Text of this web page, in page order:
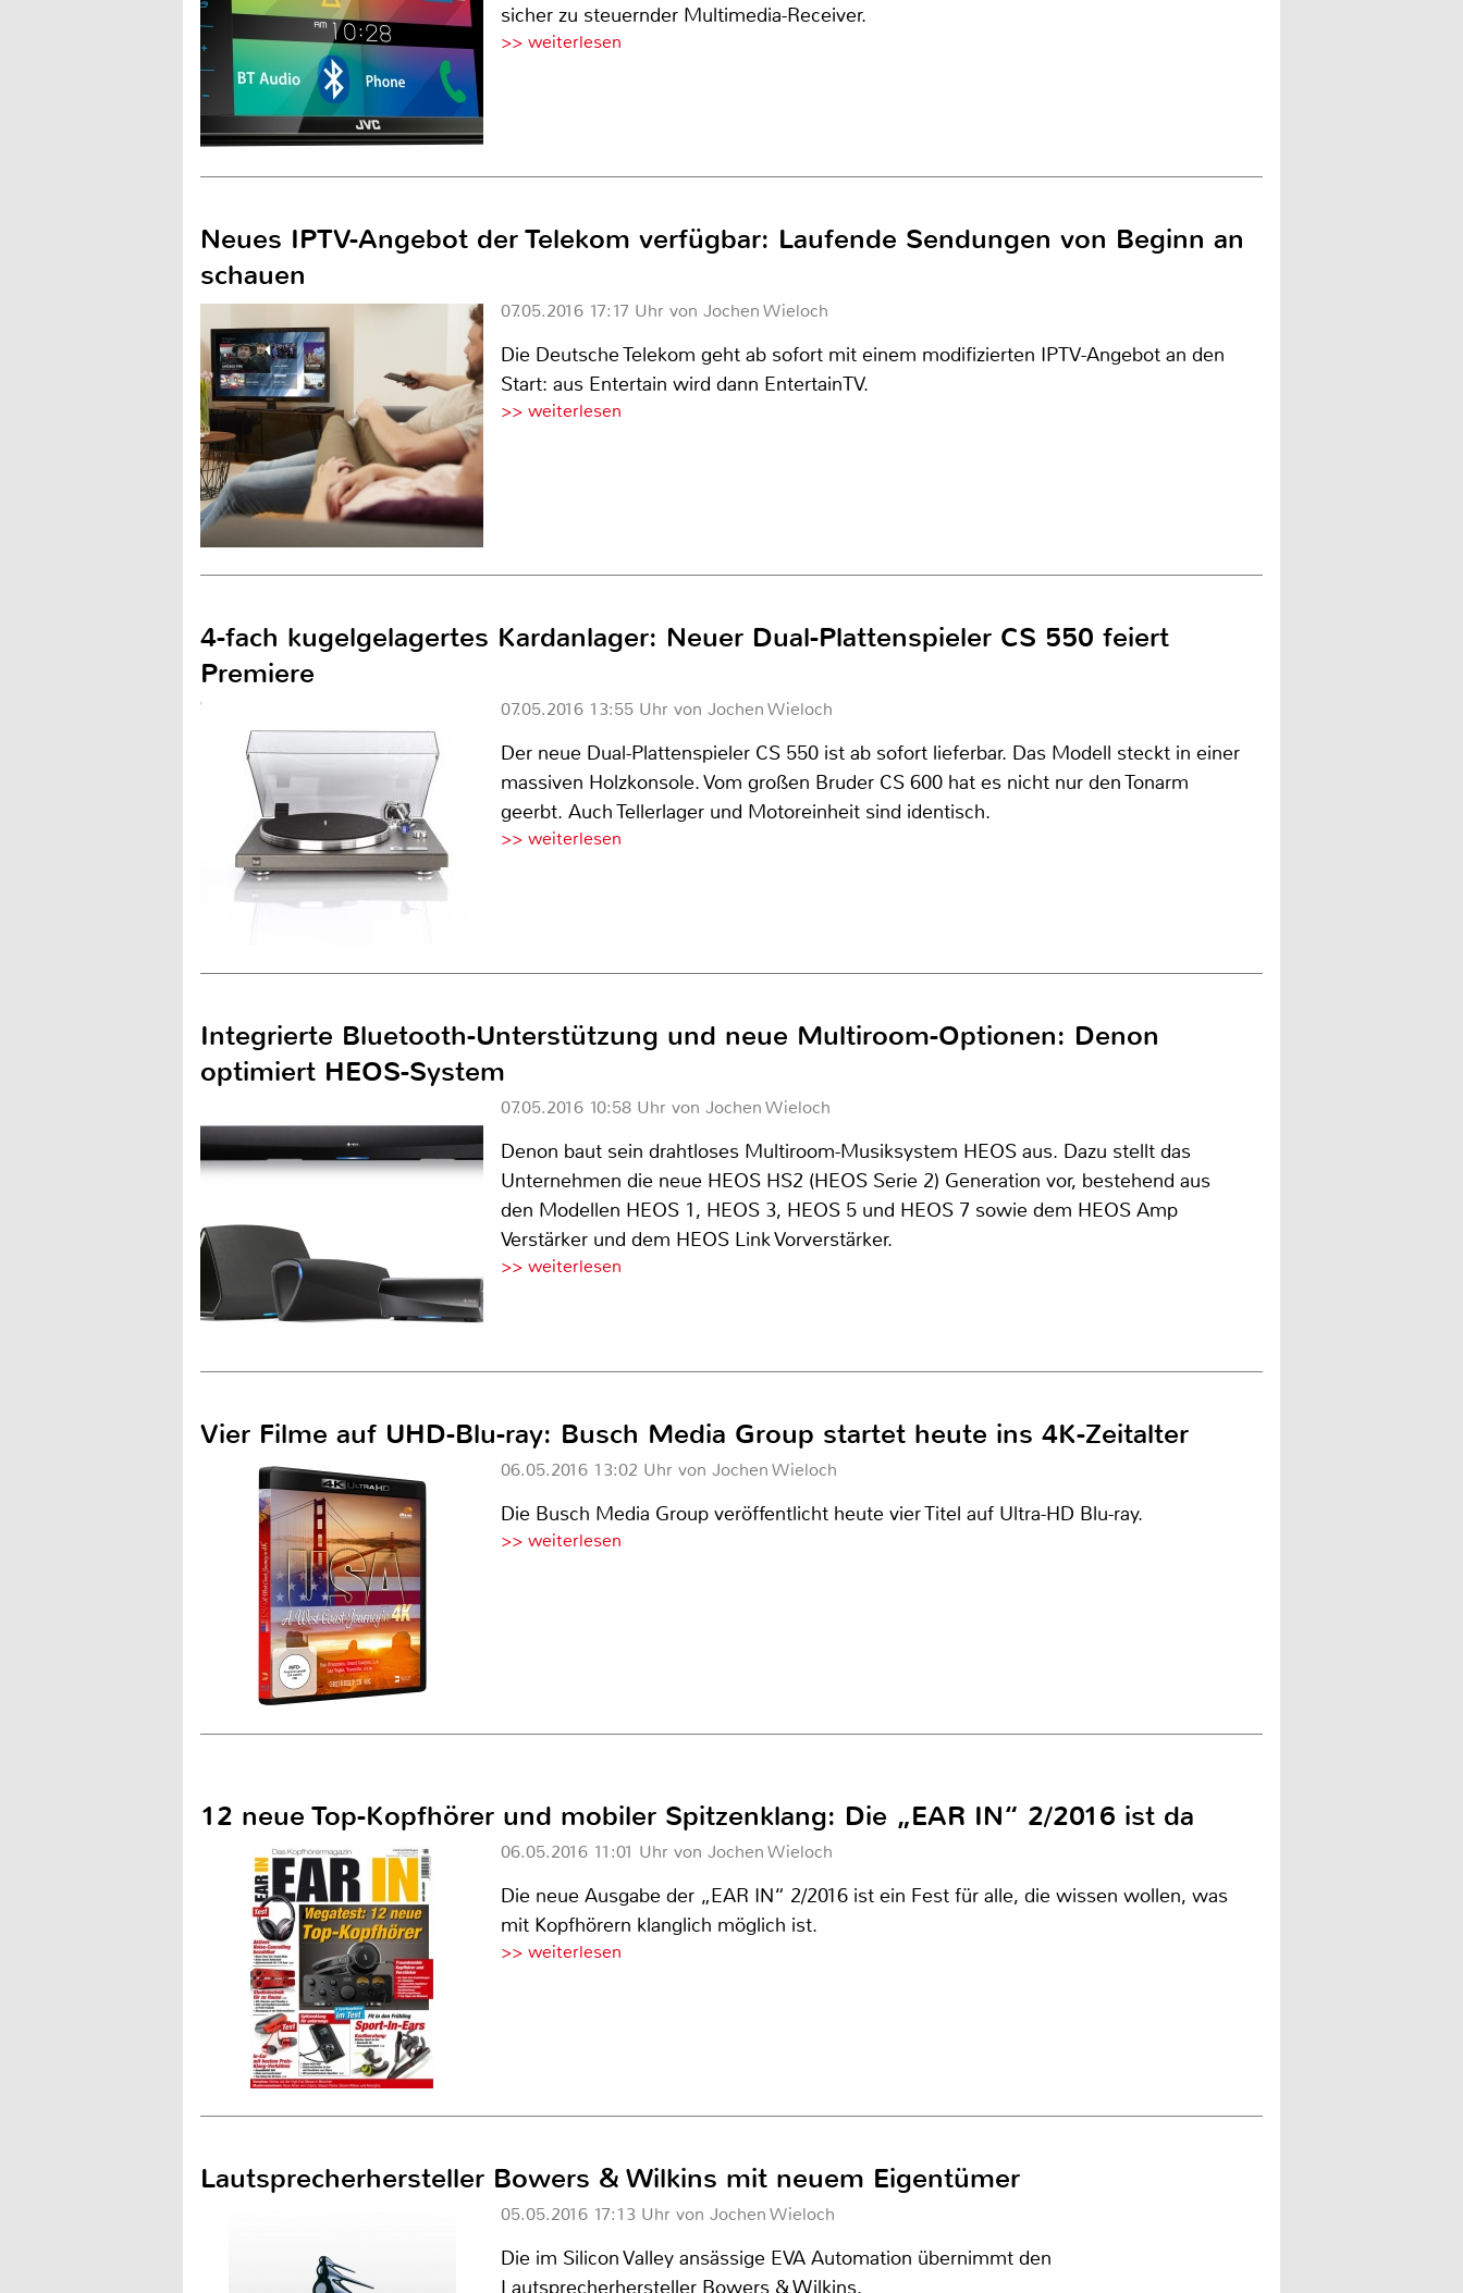
sicher zu steuernder Multimedia-Receiver.
>> weiterlesen
Neues IPTV-Angebot der Telekom verfügbar: Laufende Sendungen von Beginn an
schauen
07.05.2016 17:17 Uhr von Jochen Wieloch
Die Deutsche Telekom geht ab sofort mit einem modifizierten IPTV-Angebot an den
Start: aus Entertain wird dann EntertainTV.
>> weiterlesen
4-fach kugelgelagertes Kardanlager: Neuer Dual-Plattenspieler CS 550 feiert
Premiere
07.05.2016 13:55 Uhr von Jochen Wieloch
Der neue Dual-Plattenspieler CS 550 ist ab sofort lieferbar. Das Modell steckt in einer
massiven Holzkonsole. Vom großen Bruder CS 600 hat es nicht nur den Tonarm
geerbt. Auch Tellerlager und Motoreinheit sind identisch.
>> weiterlesen
Integrierte Bluetooth-Unterstützung und neue Multiroom-Optionen: Denon
optimiert HEOS-System
07.05.2016 10:58 Uhr von Jochen Wieloch
Denon baut sein drahtloses Multiroom-Musiksystem HEOS aus. Dazu stellt das
Unternehmen die neue HEOS HS2 (HEOS Serie 2) Generation vor, bestehend aus
den Modellen HEOS 1, HEOS 3, HEOS 5 und HEOS 7 sowie dem HEOS Amp
Verstärker und dem HEOS Link Vorverstärker.
>> weiterlesen
Vier Filme auf UHD-Blu-ray: Busch Media Group startet heute ins 4K-Zeitalter
06.05.2016 13:02 Uhr von Jochen Wieloch
Die Busch Media Group veröffentlicht heute vier Titel auf Ultra-HD Blu-ray.
>> weiterlesen
12 neue Top-Kopfhörer und mobiler Spitzenklang: Die „EAR IN“ 2/2016 ist da
06.05.2016 11:01 Uhr von Jochen Wieloch
Die neue Ausgabe der „EAR IN“ 2/2016 ist ein Fest für alle, die wissen wollen, was
mit Kopfhörern klanglich möglich ist.
>> weiterlesen
Lautsprecherhersteller Bowers & Wilkins mit neuem Eigentümer
05.05.2016 17:13 Uhr von Jochen Wieloch
Die im Silicon Valley ansässige EVA Automation übernimmt den
Lautsprecherhersteller Bowers & Wilkins.